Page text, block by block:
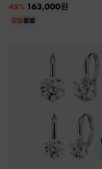
45% 163,000원